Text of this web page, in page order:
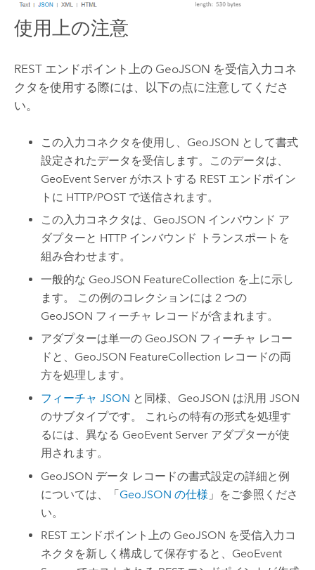
使用上の注意
REST エンドポイント上の GeoJSON を受信入力コネ
クタを使用する際には、以下の点に注意してくださ
い。
この入力コネクタを使用し、GeoJSON として書式
設定されたデータを受信します。このデータは、
GeoEvent Server がホストする REST エンドポイン
トに HTTP/POST で送信されます。
この入力コネクタは、GeoJSON インバウンド ア
ダプターと HTTP インバウンド トランスポートを
組み合わせます。
一般的な GeoJSON FeatureCollection を上に示し
ます。 この例のコレクションには 2 つの
GeoJSON フィーチャ レコードが含まれます。
アダプターは単一の GeoJSON フィーチャ レコー
ドと、GeoJSON FeatureCollection レコードの両
方を処理します。
フィーチャ JSON と同様、GeoJSON は汎用 JSON
のサブタイプです。 これらの特有の形式を処理す
るには、異なる GeoEvent Server アダプターが使
用されます。
GeoJSON データ レコードの書式設定の詳細と例
については、「GeoJSON の仕様 」をご参照くださ
い。
REST エンドポイント上の GeoJSON を受信入力コ
ネクタを新しく構成して保存すると、 GeoEvent